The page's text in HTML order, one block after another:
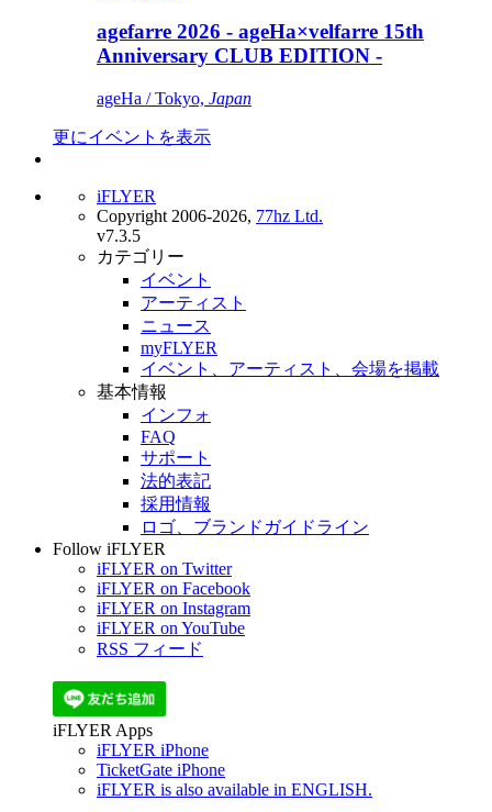
agefarre 2026 - ageHa×velfarre 15th
Anniversary CLUB EDITION -
ageHa / Tokyo, Japan
更にイベントを表示
iFLYER
Copyright 2006-2026, 77hz Ltd.
v7.3.5
カテゴリー
イベント
アーティスト
ニュース
myFLYER
イベント、アーティスト、会場を掲載
基本情報
インフォ
FAQ
サポート
法的表記
採用情報
ロゴ、ブランドガイドライン
Follow iFLYER
iFLYER on Twitter
iFLYER on Facebook
iFLYER on Instagram
iFLYER on YouTube
RSS フィード
iFLYER Apps
iFLYER iPhone
TicketGate iPhone
iFLYER is also available in ENGLISH.